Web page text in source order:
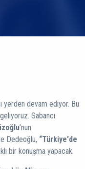
yerden devam ediyor. Bu
Sabancı
’nun
Dedeoğlu, “Türkiye'de
bir konuşma yapacak.